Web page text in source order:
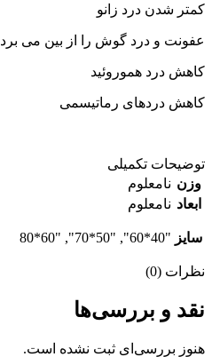
کمتر شدن درد زانو
عفونت و درد گوش را از بین می برد
کاهش درد هموروئید
کاهش دردهای رماتیسمی
توضیحات تکمیلی
وزن نامعلوم
ابعاد نامعلوم
سایز "40*60", "50*70", "60*80
نظرات (0)
نقد و بررسی‌ها
هنوز بررسی‌ای ثبت نشده است.